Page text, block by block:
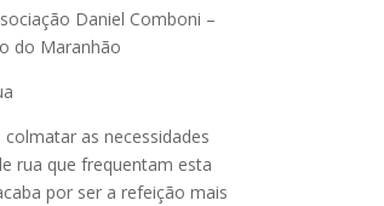
Daniel Comboni –
do Maranhão
as necessidades
rua que frequentam esta
por ser a refeição mais